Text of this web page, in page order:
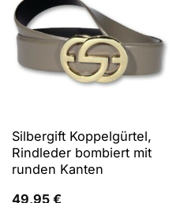
Silbergift Koppelgürtel,
Rindleder bombiert mit
runden Kanten
49,95 €